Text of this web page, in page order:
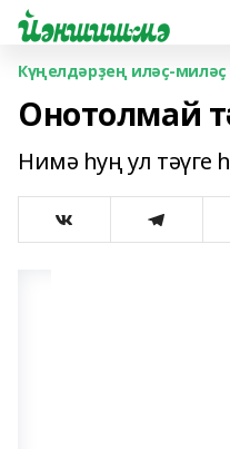
Күңелдәрҙең иләҫ-миләҫ
Онотолмай
Нимә һуң ул тәүге